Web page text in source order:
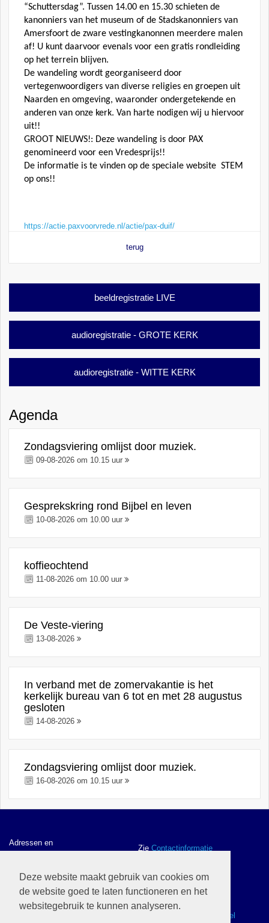
Deze website maakt gebruik van cookies om
de website goed te laten functioneren en het
websitegebruik te kunnen analyseren.
“Schuttersdag”. Tussen 14.00 en 15.30 schieten de
kanonniers van het museum of de Stadskanonniers van
Amersfoort de zware vestingkanonnen meerdere malen
af! U kunt daarvoor evenals voor een gratis rondleiding
op het terrein blijven.
De wandeling wordt georganiseerd door
vertegenwoordigers van diverse religies en groepen uit
Naarden en omgeving, waaronder ondergetekende en
anderen van onze kerk. Van harte nodigen wij u hiervoor
uit!!
GROOT NIEUWS!: Deze wandeling is door PAX
genomineerd voor een Vredesprijs!!
De informatie is te vinden op de speciale website STEM
op ons!!
https://actie.paxvoorvrede.nl/actie/pax-duif/
terug
beeldregistratie LIVE
audioregistratie - GROTE KERK
audioregistratie - WITTE KERK
Agenda
Zondagsviering omlijst door muziek.
09-08-2026 om 10.15 uur
Gesprekskring rond Bijbel en leven
10-08-2026 om 10.00 uur
koffieochtend
11-08-2026 om 10.00 uur
De Veste-viering
13-08-2026
In verband met de zomervakantie is het
kerkelijk bureau van 6 tot en met 28 augustus
gesloten
14-08-2026
Zondagsviering omlijst door muziek.
16-08-2026 om 10.15 uur
Adressen en
contactgegevens
Zie Contactinformatie
ANBI gegevens en
ZieANBI
Ik wil naar de webwinkel